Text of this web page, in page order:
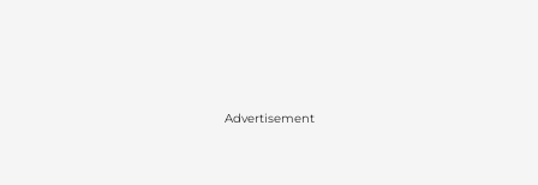
Advertisement